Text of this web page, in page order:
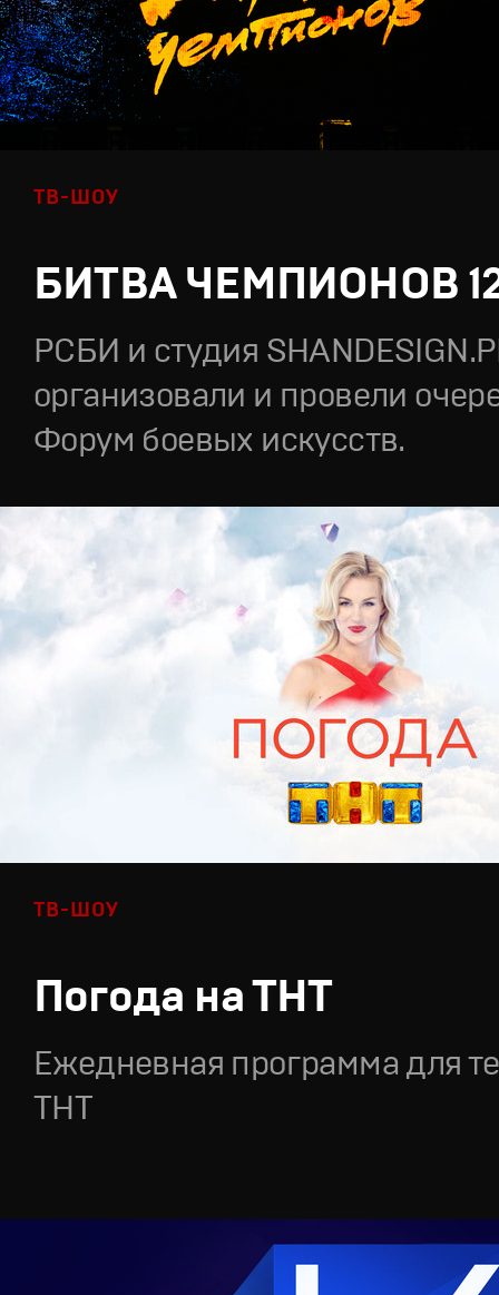
ТВ-ШОУ
БИТВА ЧЕМПИОНОВ
РСБИ и студия
организовали и провели
Форум боевых искусств.
ТВ-ШОУ
Погода на ТНТ
Ежедневная программа для
ТНТ